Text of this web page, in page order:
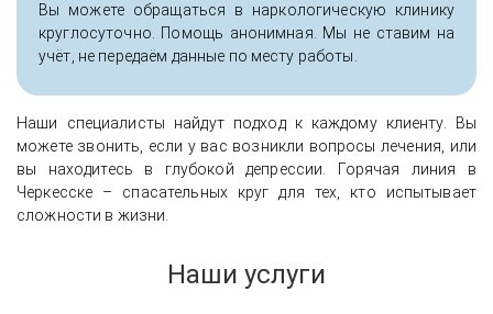
Вы можете обращаться в наркологическую клинику
круглосуточно. Помощь анонимная. Мы не ставим на
учёт, не передаём данные по месту работы.
Наши специалисты найдут подход к каждому клиенту. Вы
можете звонить, если у вас возникли вопросы лечения, или
вы находитесь в глубокой депрессии. Горячая линия в
Черкесске – спасательных круг для тех, кто испытывает
сложности в жизни.
Наши услуги